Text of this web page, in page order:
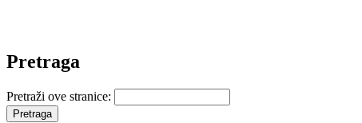
Pretraga
Pretraži ove stranice: